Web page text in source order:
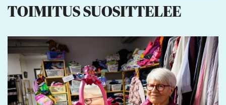
TOIMITUS SUOSITTELEE